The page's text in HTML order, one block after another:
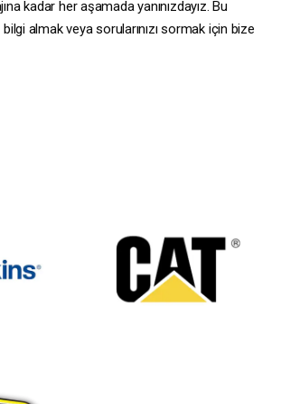
kadar her aşamada yanınızdayız. Bu
almak veya sorularınızı sormak için bize